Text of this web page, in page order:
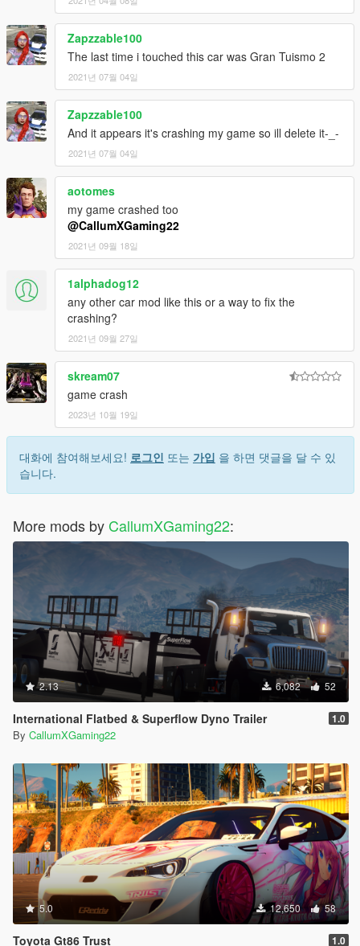
Zapzzable100
The last time i touched this car was Gran Tuismo 2
2021년 07월 04일
Zapzzable100
And it appears it's crashing my game so ill delete it-_-
2021년 07월 04일
aotomes
my game crashed too
@CallumXGaming22
2021년 09월 18일
1alphadog12
any other car mod like this or a way to fix the
crashing?
2021년 09월 27일
skream07
game crash
2023년 10월 19일
대화에 참여해보세요! 로그인 또는 가입 을 하면 댓글을 달 수 있
습니다.
More mods by CallumXGaming22:
2.13 6,082 52
International Flatbed & Superflow Dyno Trailer 1.0
By CallumXGaming22
5.0 12,650 58
Toyota Gt86 Trust 1.0